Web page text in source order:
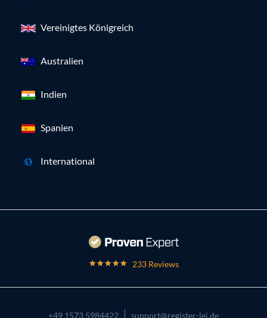
Vereinigtes Königreich
Australien
Indien
Spanien
International
233 Reviews
+49 1573 5984422 support@register-lei.de